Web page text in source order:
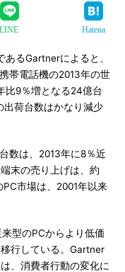
LINE Hatena
るGartnerによると、
帯電話機の2013年の世
比9％増となる24億台
出荷台数はかなり減少
数は、2013年に8％近
末の売り上げは、約
市場は、2001年以来
型のPCからより低価
行している。Gartner
、消費者行動の変化に